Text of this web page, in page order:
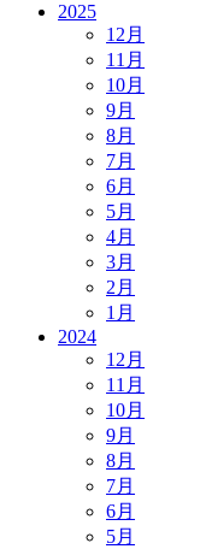
2025
12月
11月
10月
9月
8月
7月
6月
5月
4月
3月
2月
1月
2024
12月
11月
10月
9月
8月
7月
6月
5月